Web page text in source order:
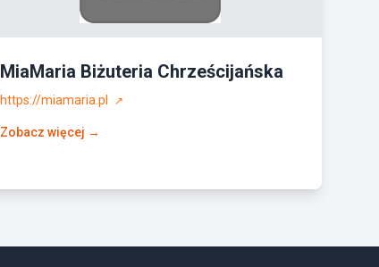
MiaMaria Biżuteria Chrześcijańska
https://miamaria.pl ↗
Zobacz więcej →